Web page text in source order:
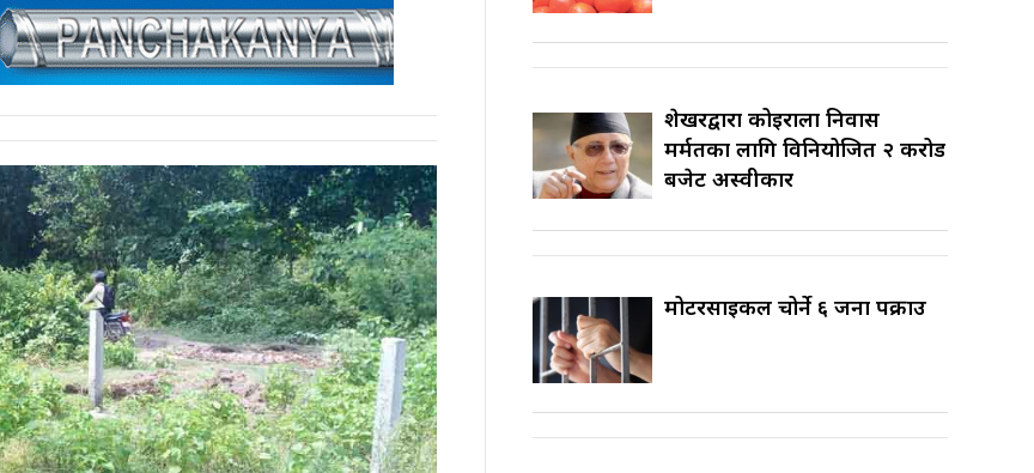
शेखरद्वारा कोइराला निवास
मर्मतका लागि विनियोजित २ करोड
बजेट अस्वीकार
मोटरसाइकल चोर्ने ६ जना पक्राउ